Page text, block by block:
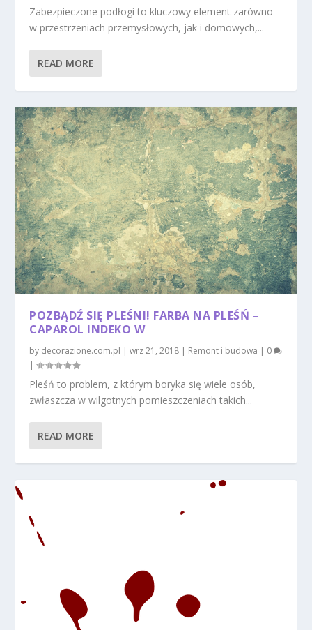
Zabezpieczone podłogi to kluczowy element zarówno
w przestrzeniach przemysłowych, jak i domowych,...
READ MORE
POZBĄDŹ SIĘ PLEŚNI! FARBA NA PLEŚŃ –
CAPAROL INDEKO W
by decorazione.com.pl |wrz 21, 2018 | Remont i budowa | 0
|
Pleśń to problem, z którym boryka się wiele osób,
zwłaszcza w wilgotnych pomieszczeniach takich...
READ MORE